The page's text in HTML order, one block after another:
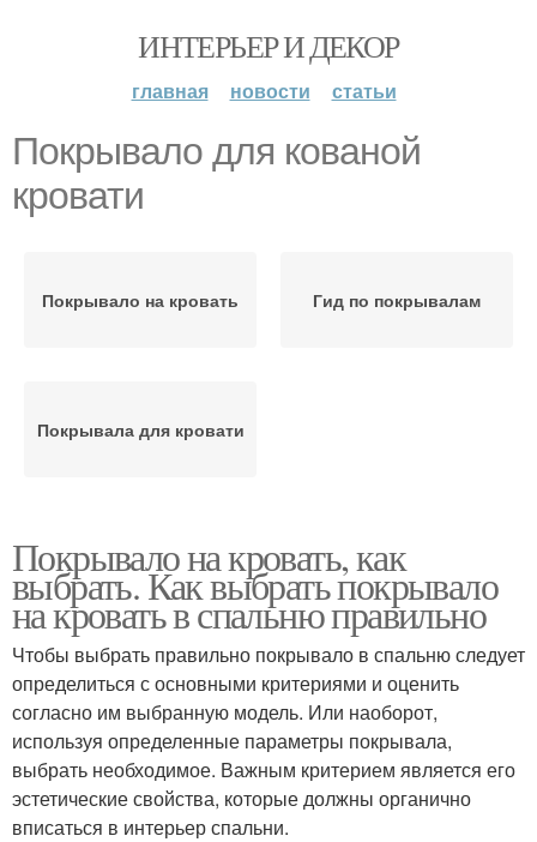
ИНТЕРЬЕР И ДЕКОР
главная новости статьи
Покрывало для кованой
кровати
Покрывало на кровать Гид по покрывалам
Покрывала для кровати
Покрывало на кровать, как
выбрать. Как выбрать покрывало
на кровать в спальню правильно
Чтобы выбрать правильно покрывало в спальню следует
определиться с основными критериями и оценить
согласно им выбранную модель. Или наоборот,
используя определенные параметры покрывала,
выбрать необходимое. Важным критерием является его
эстетические свойства, которые должны органично
вписаться в интерьер спальни.